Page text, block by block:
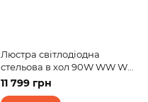
Люстра світлодіодна
стельова в хол 90W WW WH
(BL-467C/9)
11 799 грн